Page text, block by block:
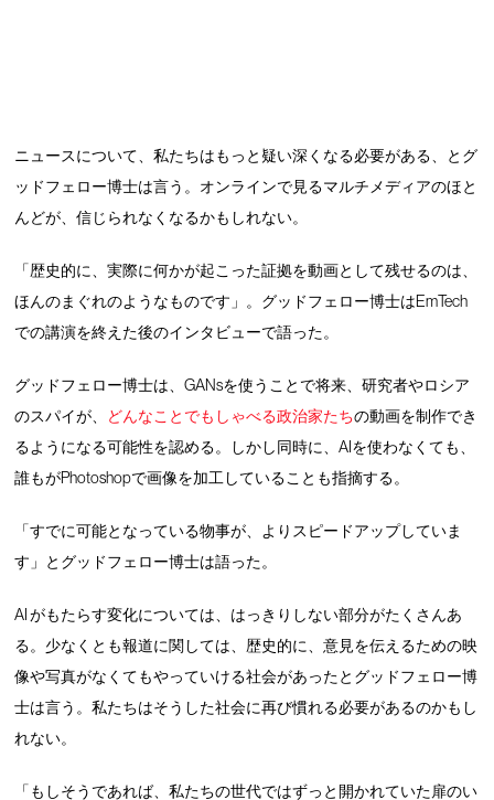
ニュースについて、私たちはもっと疑い深くなる必要がある、とグ
ッドフェロー博士は言う。オンラインで見るマルチメディアのほと
んどが、信じられなくなるかもしれない。
「歴史的に、実際に何かが起こった証拠を動画として残せるのは、
ほんのまぐれのようなものです」。グッドフェロー博士はEmTech
での講演を終えた後のインタビューで語った。
グッドフェロー博士は、GANsを使うことで将来、研究者やロシア
のスパイが、 どんなことでもしゃべる政治家たちの動画を制作でき
るようになる可能性を認める。しかし同時に、AIを使わなくても、
誰もがPhotoshopで画像を加工していることも指摘する。
「すでに可能となっている物事が、よりスピードアップしていま
す」とグッドフェロー博士は語った。
AI がもたらす変化については、はっきりしない部分がたくさんあ
る。少なくとも報道に関しては、歴史的に、意見を伝えるための映
像や写真がなくてもやっていける社会があったとグッドフェロー博
士は言う。私たちはそうした社会に再び慣れる必要があるのかもし
れない。
「もしそうであれば、私たちの世代ではずっと開かれていた扉のい